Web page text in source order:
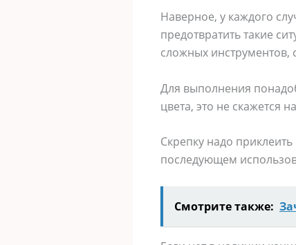
Наверное, у каждого
предотвратить такие
сложных инструментов,
Для выполнения
цвета, это не скажется
Скрепку надо
последующем
Смотрите также: